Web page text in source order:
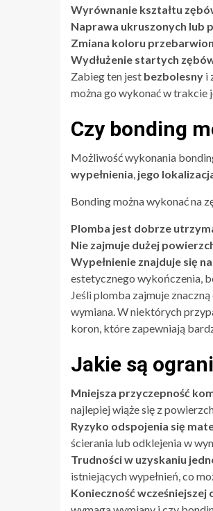
Wyrównanie kształtu
Naprawa ukruszonych lub
Zmiana koloru
Wydłużenie startych
Zabieg ten jest bezbolesny i
można go wykonać w trakcie
Czy bonding
Możliwość wykonania
wypełnienia jego
Bonding można wykonać na
Plomba jest dobrze
Nie zajmuje dużej
Wypełnienie znajduje się
estetycznego wykończenia,
Jeśli plomba zajmuje
wymiana. W niektórych
koron, które zapewniają
Jakie są
Mniejsza przyczepność
najlepiej wiąże się z
Ryzyko odspojenia się
ścierania lub odklejenia w
Trudności w uzyskaniu
istniejących wypełnień, co
Konieczność